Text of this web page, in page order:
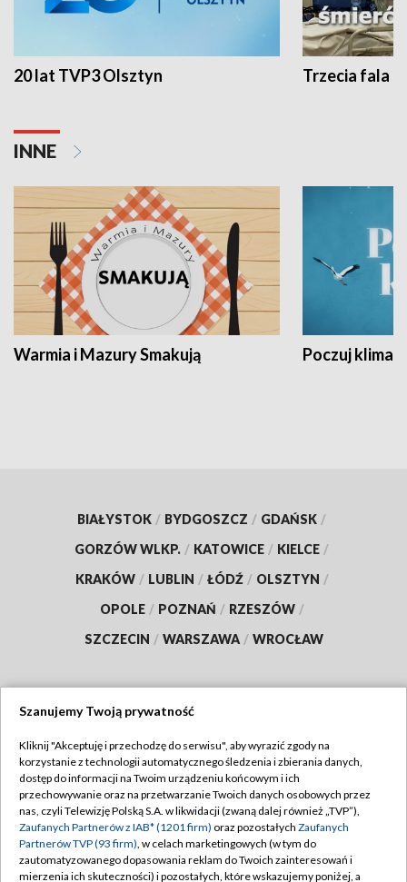
20 lat TVP3 Olsztyn Trzecia fala -
INNE
Warmia i Mazury Smakują Poczuj klimat
BIAŁYSTOK / BYDGOSZCZ / GDAŃSK /
GORZÓW WLKP. / KATOWICE / KIELCE /
KRAKÓW / LUBLIN / ŁÓDŹ / OLSZTYN /
OPOLE / POZNAŃ / RZESZÓW /
SZCZECIN / WARSZAWA / WROCŁAW
TVP
Abonament TVP
Emisja w TVP
Centrum informacji TVP
Regulamin TVP
Polityka prywatności
Moje zgody
Szanujemy Twoją prywatność
Kliknij "Akceptuję i przechodzę do serwisu", aby wyrazić zgody na
korzystanie z technologii automatycznego śledzenia i zbierania danych,
dostęp do informacji na Twoim urządzeniu końcowym i ich
przechowywanie oraz na przetwarzanie Twoich danych osobowych przez
nas, czyli Telewizję Polską S.A. w likwidacji (zwaną dalej również „TVP”),
Zaufanych Partnerów z IAB* (1201 firm) oraz pozostałych Zaufanych
Partnerów TVP (93 firm), w celach marketingowych (w tym do
zautomatyzowanego dopasowania reklam do Twoich zainteresowań i
mierzenia ich skuteczności) i pozostałych, które wskazujemy poniżej, a